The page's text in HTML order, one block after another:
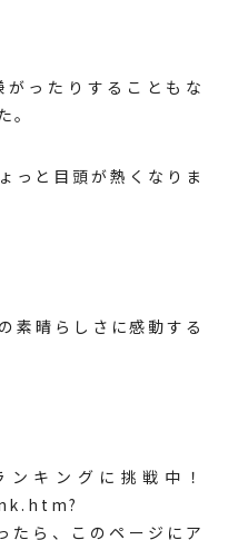
ったりすることもな
。
っと目頭が熱くなりま
素晴らしさに感動する
キングに挑戦中！
ら、このページにア